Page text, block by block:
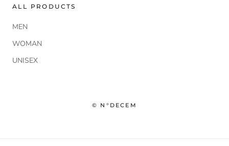
ALL PRODUCTS
MEN
WOMAN
UNISEX
© N°DECEM